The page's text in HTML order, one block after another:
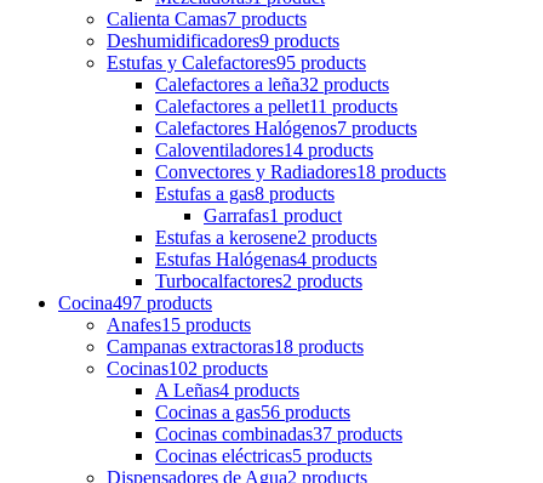
Calienta Camas7 products
Deshumidificadores9 products
Estufas y Calefactores95 products
Calefactores a leña32 products
Calefactores a pellet11 products
Calefactores Halógenos7 products
Caloventiladores14 products
Convectores y Radiadores18 products
Estufas a gas8 products
Garrafas1 product
Estufas a kerosene2 products
Estufas Halógenas4 products
Turbocalfactores2 products
Cocina497 products
Anafes15 products
Campanas extractoras18 products
Cocinas102 products
A Leñas4 products
Cocinas a gas56 products
Cocinas combinadas37 products
Cocinas eléctricas5 products
Dispensadores de Agua2 products